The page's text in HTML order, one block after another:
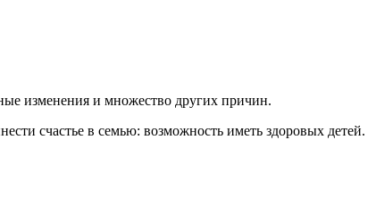
изменения и множество других причин.
счастье в семью: возможность иметь здоровых детей.